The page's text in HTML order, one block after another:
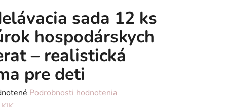
sada 12 ks
hospodárskych
– realistická
pre deti
Podrobnosti hodnotenia